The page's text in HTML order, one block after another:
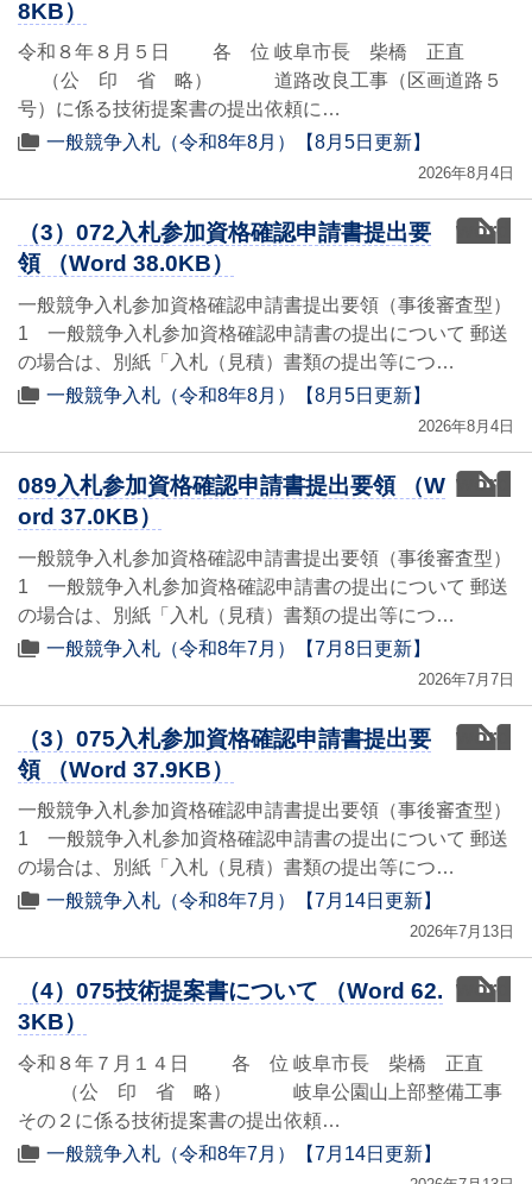
8KB）
令和８年８月５日 各 位 岐阜市長 柴橋 正直
（公 印 省 略） 道路改良工事（区画道路５
号）に係る技術提案書の提出依頼に…
一般競争入札（令和8年8月）【8月5日更新】
2026年8月4日
word
（3）072入札参加資格確認申請書提出要
領 （Word 38.0KB）
一般競争入札参加資格確認申請書提出要領（事後審査型）
1 一般競争入札参加資格確認申請書の提出について 郵送
の場合は、別紙「入札（見積）書類の提出等につ…
一般競争入札（令和8年8月）【8月5日更新】
2026年8月4日
word
089入札参加資格確認申請書提出要領 （W
ord 37.0KB）
一般競争入札参加資格確認申請書提出要領（事後審査型）
1 一般競争入札参加資格確認申請書の提出について 郵送
の場合は、別紙「入札（見積）書類の提出等につ…
一般競争入札（令和8年7月）【7月8日更新】
2026年7月7日
word
（3）075入札参加資格確認申請書提出要
領 （Word 37.9KB）
一般競争入札参加資格確認申請書提出要領（事後審査型）
1 一般競争入札参加資格確認申請書の提出について 郵送
の場合は、別紙「入札（見積）書類の提出等につ…
一般競争入札（令和8年7月）【7月14日更新】
2026年7月13日
word
（4）075技術提案書について （Word 62.
3KB）
令和８年７月１４日 各 位 岐阜市長 柴橋 正直
（公 印 省 略） 岐阜公園山上部整備工事
その２に係る技術提案書の提出依頼…
一般競争入札（令和8年7月）【7月14日更新】